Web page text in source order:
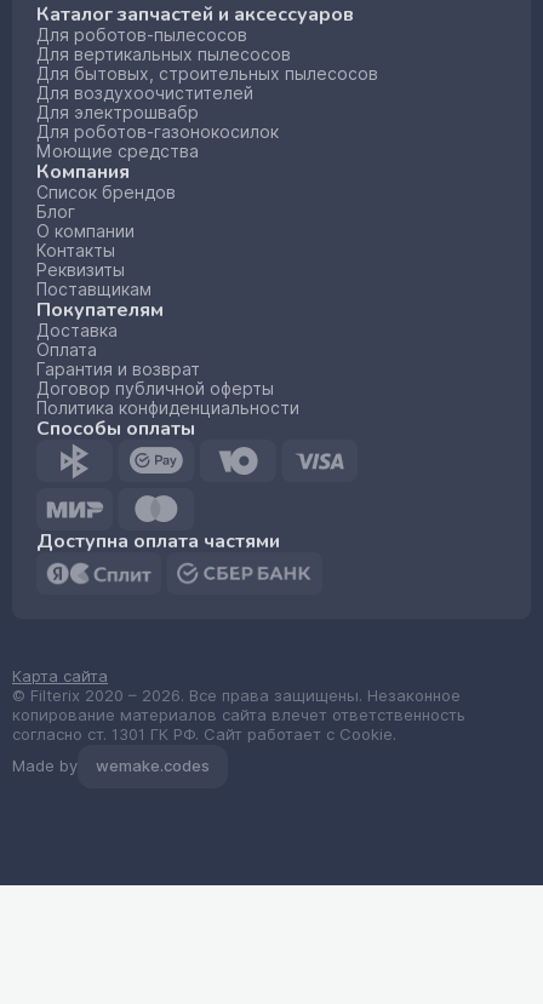
Каталог запчастей и аксессуаров
Для роботов-пылесосов
Для вертикальных пылесосов
Для бытовых, строительных пылесосов
Для воздухоочистителей
Для электрошвабр
Для роботов-газонокосилок
Моющие средства
Компания
Список брендов
Блог
О компании
Контакты
Реквизиты
Поставщикам
Покупателям
Доставка
Оплата
Гарантия и возврат
Договор публичной оферты
Политика конфиденциальности
Способы оплаты
Доступна оплата частями
© Filterix 2020 – 2026. Все права защищены. Незаконное
копирование материалов сайта влечет ответственность
согласно ст. 1301 ГК РФ. Сайт работает с Cookie.
Карта сайта
Made by wemake.codes